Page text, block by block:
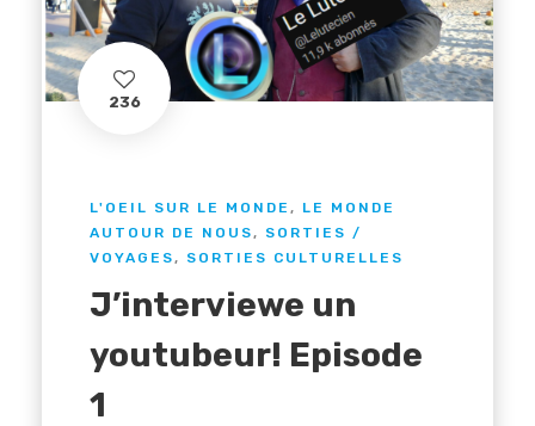
236
L'OEIL SUR LE MONDE , LE MONDE
AUTOUR DE NOUS, SORTIES /
VOYAGES, SORTIES CULTURELLES
J’interviewe un
youtubeur! Episode
1